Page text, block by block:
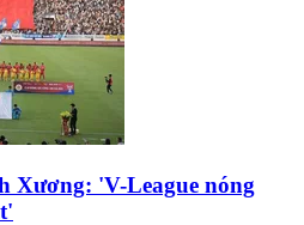
Xương: 'V-League nóng